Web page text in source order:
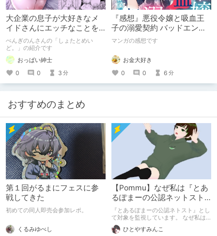
大企業の息子が大好きなメ
イドさんにエッチなことを
教えてもらう同人誌の紹介
【ぺんぎのん】
ぺんぎのんさんの「しょたとめい
ど。」の紹介です
おっぱい紳士
0
0 3 分
『感想』悪役令嬢と吸血王
子の溺愛契約 バッドエンド
→眷属ルートの甘い夜伽
マンガの感想です
お金大好き
0
0 6 分
おすすめのまとめ
第１回がるまにフェスに参
戦してきた
初めての同人即売会参加レポ。
くるみゆべし
【Pommu】なぜ私は『とあ
るぽまーの公認ネットスト
ーカー』になったのか【出
会い編】
『とあるぽまーの公認ネトスト』とし
て対象を監視しています。 なぜ私は
このような行動をとるに至ったのか。
これまでのあゆみを振り返ります。
ひとやすみんこ